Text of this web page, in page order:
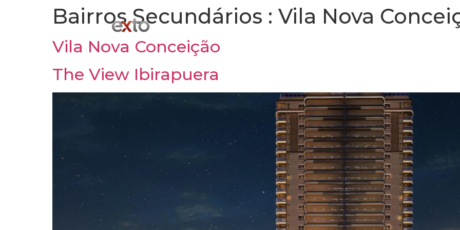
Bairros Secundários : Vila Nova
Vila Nova Conceição
The View Ibirapuera